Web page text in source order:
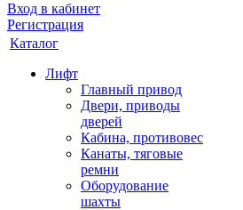
Вход в кабинет
Регистрация
Каталог
Лифт
Главный привод
Двери, приводы
дверей
Кабина, противовес
Канаты, тяговые
ремни
Оборудование
шахты